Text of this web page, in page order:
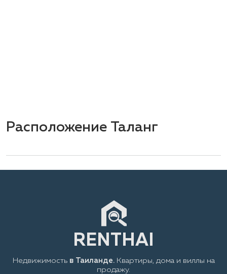
Расположение Таланг
Недвижимость в Таиланде.Квартиры, дома и виллы на
продажу.